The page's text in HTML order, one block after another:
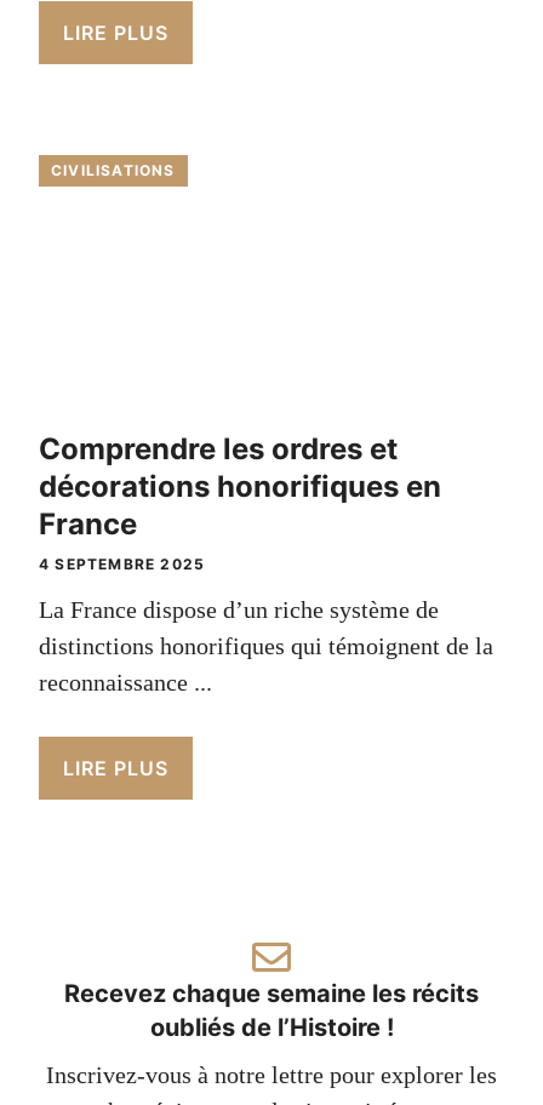
LIRE PLUS
CIVILISATIONS
Comprendre les ordres et
décorations honorifiques en
France
4 SEPTEMBRE 2025
La France dispose d’un riche système de
distinctions honorifiques qui témoignent de la
reconnaissance ...
LIRE PLUS
Recevez chaque semaine les récits
oubliés de l’Histoire !
Inscrivez-vous à notre lettre pour explorer les